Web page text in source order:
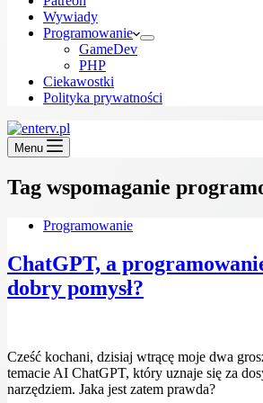
Wywiady
Programowanie
GameDev
PHP
Ciekawostki
Polityka prywatności
Menu
Tag wspomaganie
Programowanie
ChatGPT, a
dobry pomysł?
Cześć kochani, dzisiaj wtrącę moje dwa
temacie AI ChatGPT, który uznaje się za
narzędziem. Jaka jest zatem prawda?